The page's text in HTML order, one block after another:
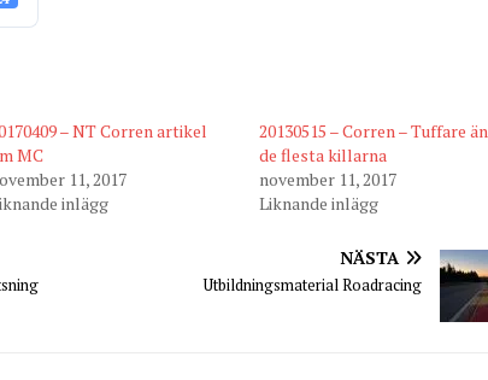
– NT Corren artikel
MC
11, 2017
inlägg
20130515 – Corren – Tuffare än
de flesta killarna
november 11, 2017
Liknande inlägg
NÄSTA
Utbildningsmaterial Roadracing